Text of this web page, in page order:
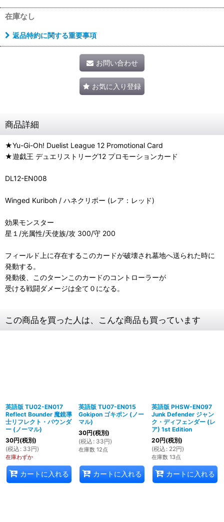
在庫なし
返品特約に関する重要事項
お問い合わせ
お気に入り登録
商品詳細
★Yu-Gi-Oh! Duelist League 12 Promotional Card
★遊戯王 デュエリストリーグ12 プロモーションカード
DL12-EN008
Winged Kuriboh / ハネクリボー (レア：レッド)
効果モンスター
星１/光属性/天使族/攻 300/守 200
フィールド上に存在するこのカードが破壊され墓地へ送られた時に
発動する。
発動後、このターンこのカードのコントローラーが
受ける戦闘ダメージは全て０になる。
この商品を買った人は、こんな商品も買っています
英語版 TU02-EN017
Reflect Bounder 魔鏡導
士リフレクト・バウンダ
ー (ノーマル)
30円(税別)
(税込 : 33円)
在庫わずか
カートに入れる
英語版 TU07-EN015
Gokipon ゴキポン (ノー
マル)
30円(税別)
(税込 : 33円)
在庫数 12点
カートに入れる
英語版 PHSW-EN097
Junk Defender ジャン
ク・ディフェンダー (レ
ア) 1st Edition
20円(税別)
(税込 : 22円)
在庫数 13点
カートに入れる